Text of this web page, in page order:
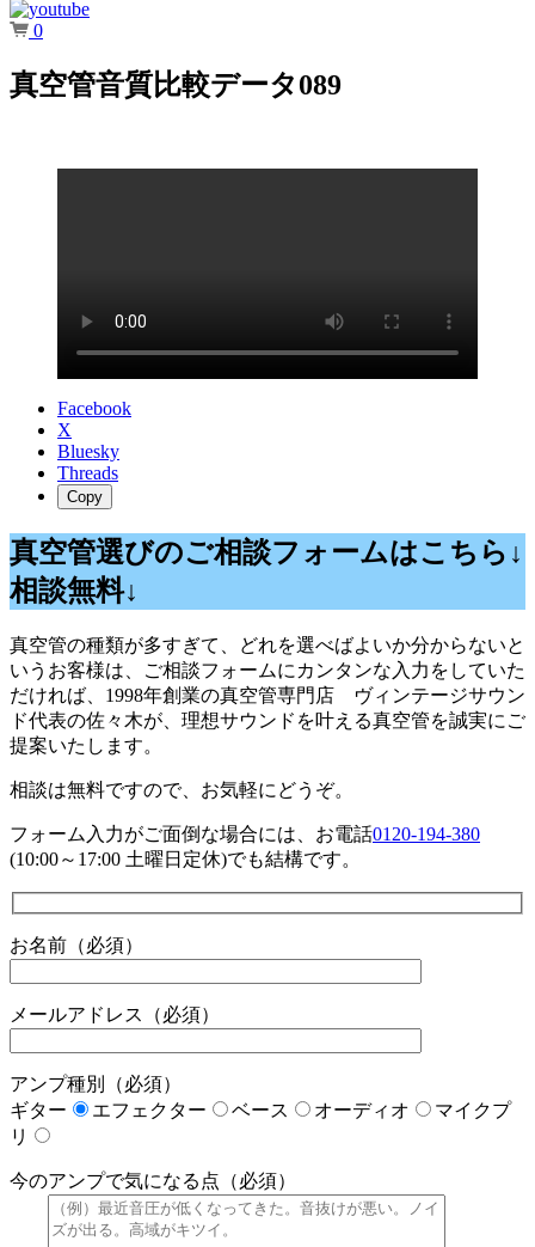
0
真空管音質比較データ089
Facebook
X
Bluesky
Threads
Copy
真空管選びのご相談フォームはこちら↓
相談無料↓
真空管の種類が多すぎて、どれを選べばよいか分からないと
いうお客様は、ご相談フォームにカンタンな入力をしていた
だければ、1998年創業の真空管専門店 ヴィンテージサウン
ド代表の佐々木が、理想サウンドを叶える真空管を誠実にご
提案いたします。
相談は無料ですので、お気軽にどうぞ。
フォーム入力がご面倒な場合には、お電話0120-194-380
(10:00～17:00 土曜日定休)でも結構です。
お名前（必須）
メールアドレス（必須）
アンプ種別（必須）
ギター
エフェクター ベース オーディオ
マイクプ
リ
今のアンプで気になる点（必須）